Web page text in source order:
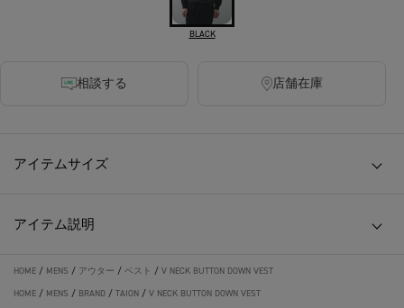
BLACK
相談する 店舗在庫
アイテムサイズ
アイテム説明
HOME / MENS / アウター / ベスト / V NECK BUTTON DOWN VEST
HOME / MENS / BRAND / TAION / V NECK BUTTON DOWN VEST